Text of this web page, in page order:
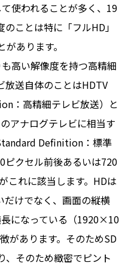
使われることが多く、19
ことは特に「フルHD」
あります。
高い解像度を持つ高精細
放送自体のことはHDTV
：高精細テレビ放送）と
アナログテレビに相当す
Definition：標準
クセル前後あるいは720
これに該当します。HDは
だけでなく、画面の縦横
になっている（1920×10
があります。そのためSD
、そのため緻密でピント